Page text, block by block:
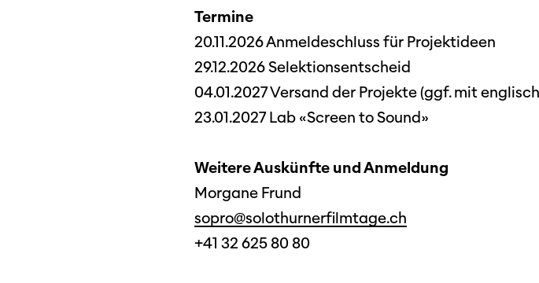
verwenden Sie
Partner:innen
Praktische Informationen
Programmhefte
früherer Ausgaben
Angebot
Medieninfos
Termine
20.11.2026 Anmeldeschluss für Projektideen
29.12.2026 Selektionsentscheid
04.01.2027 Versand der Projekte (ggf. mit
23.01.2027 Lab «Screen to Sound»
Weitere Auskünfte und Anmeldung
Morgane Frund
sopro@solothurnerfilmtage.ch
+41 32 625 80 80